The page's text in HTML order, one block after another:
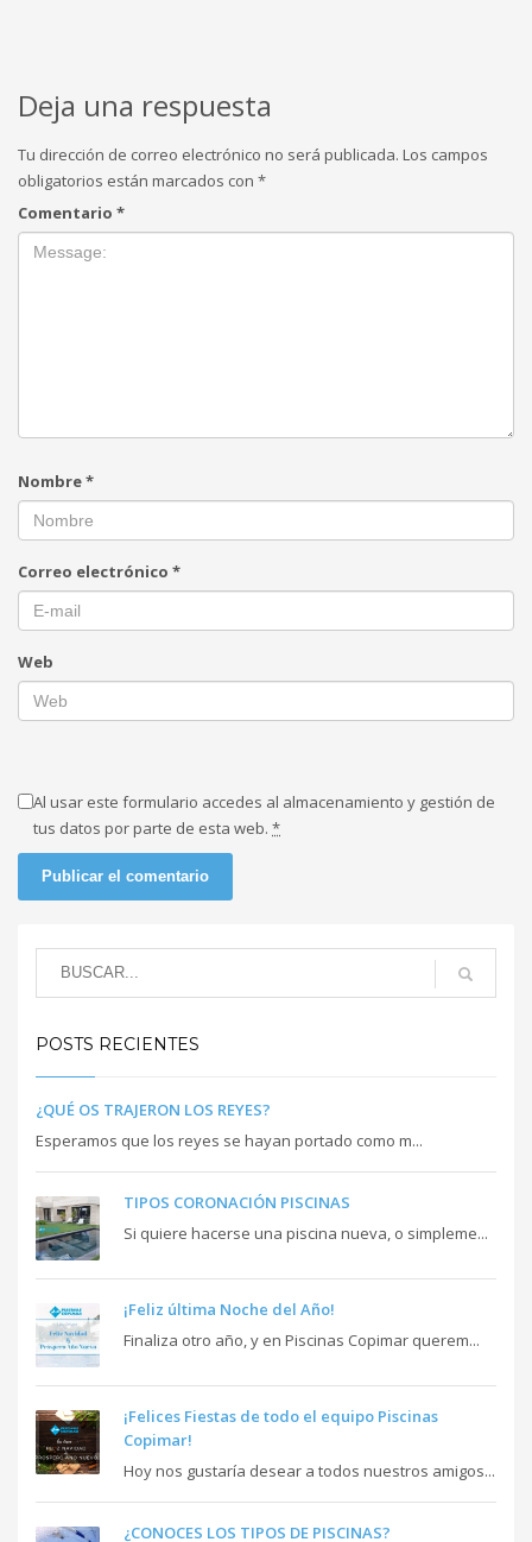
Deja una respuesta
Tu dirección de correo electrónico no será publicada. Los campos
obligatorios están marcados con *
Comentario *
Nombre*
Correo electrónico *
Web
Al usar este formulario accedes al almacenamiento y gestión de
tus datos por parte de esta web. *
POSTS RECIENTES
¿QUÉ OS TRAJERON LOS REYES?
Esperamos que los reyes se hayan portado como m...
TIPOS CORONACIÓN PISCINAS
Si quiere hacerse una piscina nueva, o simpleme...
¡Feliz última Noche del Año!
Finaliza otro año, y en Piscinas Copimar querem...
¡Felices Fiestas de todo el equipo Piscinas
Copimar!
Hoy nos gustaría desear a todos nuestros amigos...
¿CONOCES LOS TIPOS DE PISCINAS?